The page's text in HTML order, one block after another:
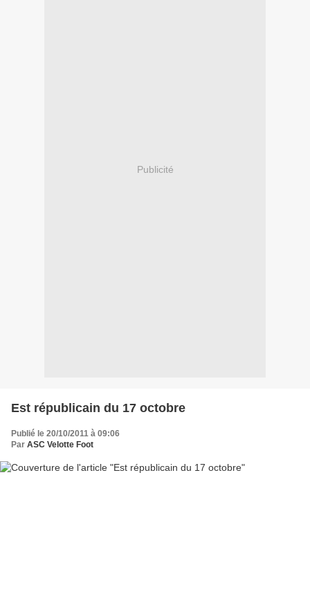
Publicité
Est républicain du 17 octobre
Publié le 20/10/2011 à 09:06
Par ASC Velotte Foot